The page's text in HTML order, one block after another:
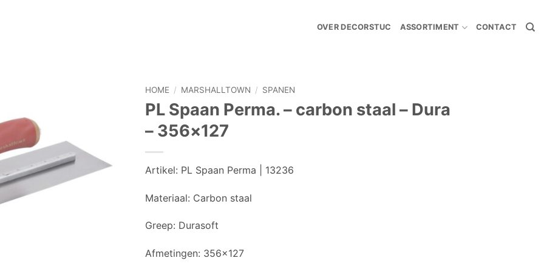
OVER DECORSTUC ASSORTIMENT CONTACT
HOME / MARSHALLTOWN / SPANEN
PL Spaan Perma. – carbon staal – Dura
– 356×127
Artikel: PL Spaan Perma | 13236
Materiaal: Carbon staal
Greep: Durasoft
Afmetingen: 356×127